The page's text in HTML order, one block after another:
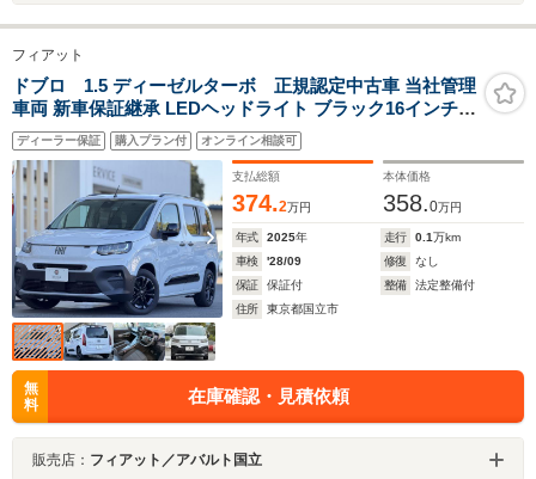
フィアット
ドブロ 1.5 ディーゼルターボ 正規認定中古車 当社管理
車両 新車保証継承 LEDヘッドライト ブラック16インチア
ルミホイール 両側スライドドア Apple Car Play/Android
Auto対応 10インチタッチスクリーン ステアリングヒータ
ー ACC LPA BSM
ディーラー保証 購入プラン付 オンライン相談可
支払総額
374.2万円
本体価格
358.0万円
年式 2025年 走行 0.1万km
車検
'28/09 修復
なし
保証
保証付 整備
法定整備付
住所
東京都国立市
無
料
在庫確認・見積依頼
販売店： フィアット／アバルト国立